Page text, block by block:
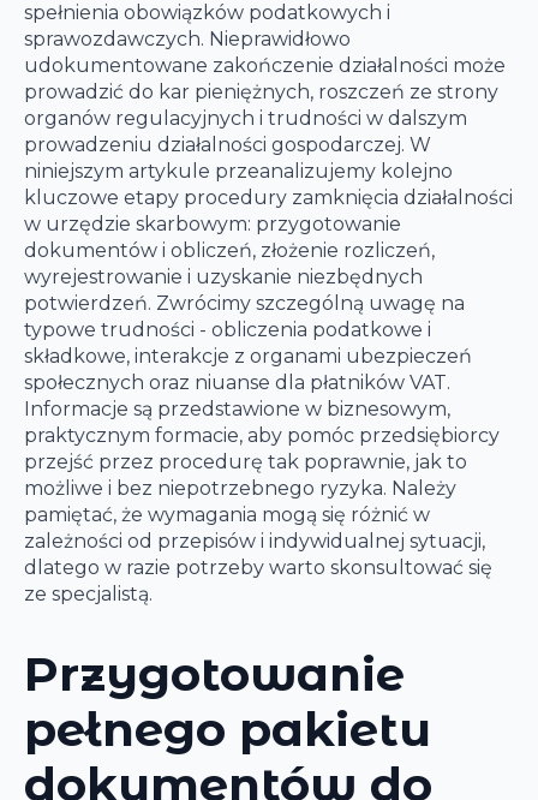
spełnienia obowiązków podatkowych i
sprawozdawczych. Nieprawidłowo
udokumentowane zakończenie działalności może
prowadzić do kar pieniężnych, roszczeń ze strony
organów regulacyjnych i trudności w dalszym
prowadzeniu działalności gospodarczej. W
niniejszym artykule przeanalizujemy kolejno
kluczowe etapy procedury zamknięcia działalności
w urzędzie skarbowym: przygotowanie
dokumentów i obliczeń, złożenie rozliczeń,
wyrejestrowanie i uzyskanie niezbędnych
potwierdzeń. Zwrócimy szczególną uwagę na
typowe trudności - obliczenia podatkowe i
składkowe, interakcje z organami ubezpieczeń
społecznych oraz niuanse dla płatników VAT.
Informacje są przedstawione w biznesowym,
praktycznym formacie, aby pomóc przedsiębiorcy
przejść przez procedurę tak poprawnie, jak to
możliwe i bez niepotrzebnego ryzyka. Należy
pamiętać, że wymagania mogą się różnić w
zależności od przepisów i indywidualnej sytuacji,
dlatego w razie potrzeby warto skonsultować się
ze specjalistą.
Przygotowanie
pełnego pakietu
dokumentów do